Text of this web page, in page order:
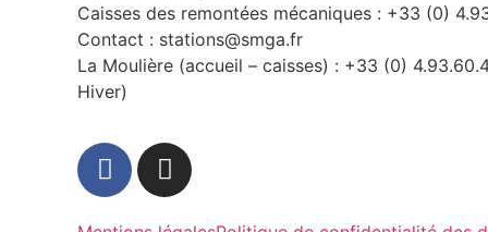
Caisses des remontées mécaniques : +33 (0)
Contact : stations@smga.fr
La Moulière (accueil – caisses) : +33 (0)
Hiver)